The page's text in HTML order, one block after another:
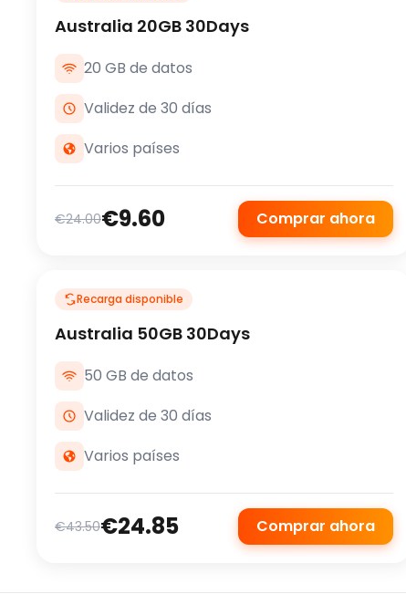
Australia 20GB 30Days
20 GB de datos
Validez de 30 días
Varios países
€24.00€9.60 Comprar ahora
Recarga disponible
Australia 50GB 30Days
50 GB de datos
Validez de 30 días
Varios países
€43.50€24.85 Comprar ahora